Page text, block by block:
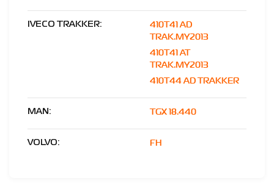
IVECO TRAKKER:
410T41 AD
TRAK.MY2013
410T41 AT
TRAK.MY2013
410T44 AD TRAKKER
MAN: TGX 18.440
VOLVO: FH